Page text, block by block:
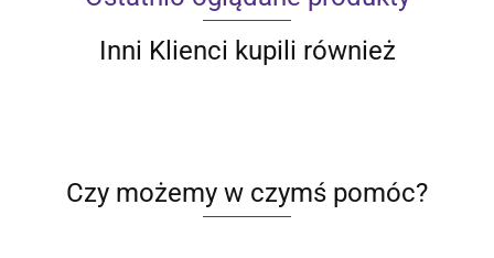
Inni Klienci kupili również
Czy możemy w czymś pomóc?